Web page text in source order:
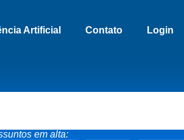
Artificial Contato Login
em alta: